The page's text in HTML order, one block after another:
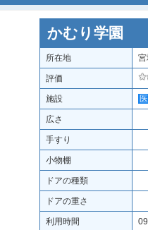
かむり学園
所在地
評価
施設 医
広さ
手すり
小物棚
ドアの種類
ドアの重さ
利用時間